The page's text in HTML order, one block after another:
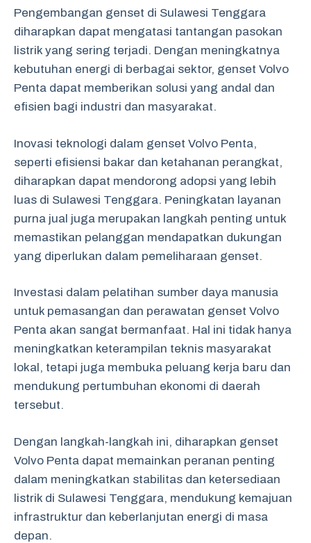
Pengembangan genset di Sulawesi Tenggara
diharapkan dapat mengatasi tantangan pasokan
listrik yang sering terjadi. Dengan meningkatnya
kebutuhan energi di berbagai sektor, genset Volvo
Penta dapat memberikan solusi yang andal dan
efisien bagi industri dan masyarakat.
Inovasi teknologi dalam genset Volvo Penta,
seperti efisiensi bakar dan ketahanan perangkat,
diharapkan dapat mendorong adopsi yang lebih
luas di Sulawesi Tenggara. Peningkatan layanan
purna jual juga merupakan langkah penting untuk
memastikan pelanggan mendapatkan dukungan
yang diperlukan dalam pemeliharaan genset.
Investasi dalam pelatihan sumber daya manusia
untuk pemasangan dan perawatan genset Volvo
Penta akan sangat bermanfaat. Hal ini tidak hanya
meningkatkan keterampilan teknis masyarakat
lokal, tetapi juga membuka peluang kerja baru dan
mendukung pertumbuhan ekonomi di daerah
tersebut.
Dengan langkah-langkah ini, diharapkan genset
Volvo Penta dapat memainkan peranan penting
dalam meningkatkan stabilitas dan ketersediaan
listrik di Sulawesi Tenggara, mendukung kemajuan
infrastruktur dan keberlanjutan energi di masa
depan.